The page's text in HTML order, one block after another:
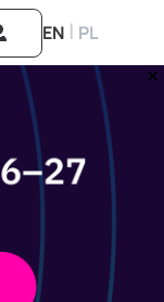
EN | PL